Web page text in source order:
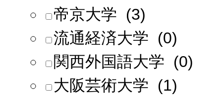
帝京大学 (3)
流通経済大学 (0)
関西外国語大学 (0)
大阪芸術大学 (1)